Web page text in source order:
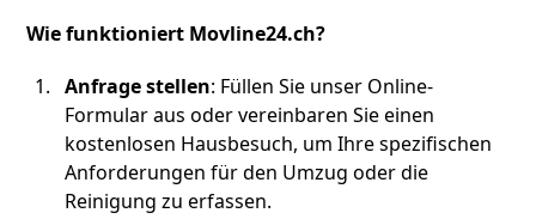
Wie funktioniert Movline24.ch?
Anfrage stellen: Füllen Sie unser Online-
Formular aus oder vereinbaren Sie einen
kostenlosen Hausbesuch, um Ihre spezifischen
Anforderungen für den Umzug oder die
Reinigung zu erfassen.